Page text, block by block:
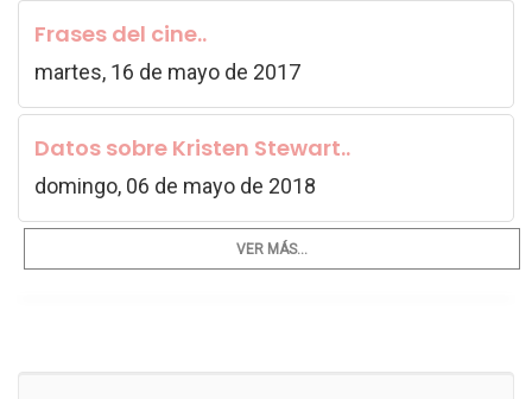
Frases del cine..
martes, 16 de mayo de 2017
Datos sobre Kristen Stewart..
domingo, 06 de mayo de 2018
VER MÁS...